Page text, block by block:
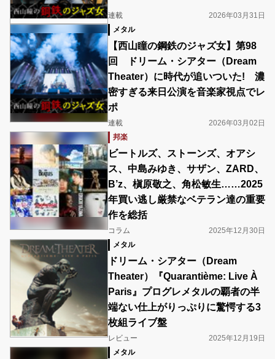
連載
2026年03月31日
メタル
【西山瞳の鋼鉄のジャズ女】第98
回 ドリーム・シアター（Dream
Theater）に時代が追いついた! 濃
密すぎる来日公演を音楽家視点でレ
ポ
連載
2026年03月02日
邦楽
ビートルズ、ストーンズ、オアシ
ス、中島みゆき、サザン、ZARD、
B’z、槇原敬之、角松敏生……2025
年買い逃し厳禁なベテラン達の重要
作を総括
コラム
2025年12月30日
メタル
ドリーム・シアター（Dream
Theater）『Quarantième: Live À
Paris』プログレメタルの覇者の半
端ない仕上がりっぷりに驚愕する3
枚組ライブ盤
レビュー
2025年12月19日
メタル